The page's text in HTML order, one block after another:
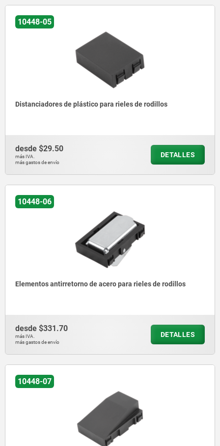
10448-05
Distanciadores de plástico para rieles de rodillos
desde $29.50
más IVA.
más gastos de envío
DETALLES
10448-06
Elementos antirretorno de acero para rieles de rodillos
desde $331.70
más IVA.
más gastos de envío
DETALLES
10448-07